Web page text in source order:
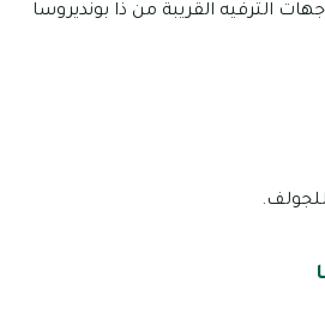
الترفيه القريبة من ذا بونديروسا
للجولف.